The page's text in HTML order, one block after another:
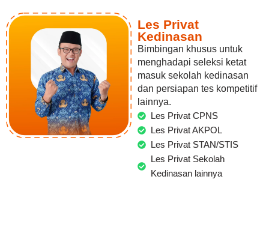
Les Privat
Kedinasan
Bimbingan khusus untuk
menghadapi seleksi ketat
masuk sekolah kedinasan
dan persiapan tes kompetitif
lainnya.
Les Privat CPNS
Les Privat AKPOL
Les Privat STAN/STIS
Les Privat Sekolah
Kedinasan lainnya